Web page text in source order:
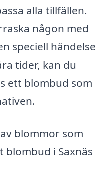
alla tillfällen.
någon med
speciell händelse
tider, kan du
ett blombud som
blommor som
i Saxnäs